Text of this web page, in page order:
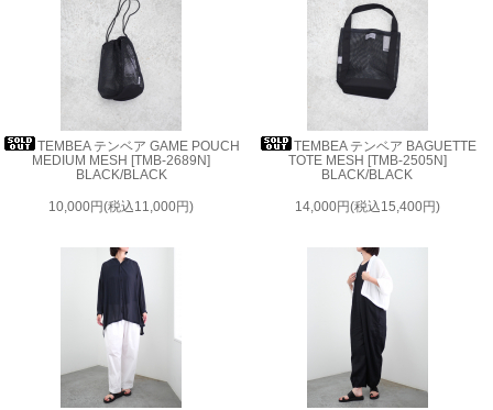
TEMBEA テンベア GAME POUCH
MEDIUM MESH [TMB-2689N]
BLACK/BLACK
10,000円(税込11,000円)
TEMBEA テンベア BAGUETTE
TOTE MESH [TMB-2505N]
BLACK/BLACK
14,000円(税込15,400円)